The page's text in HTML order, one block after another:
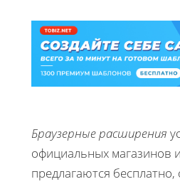
Браузерные расширения
официальных магазинов
предлагаются бесплатно,